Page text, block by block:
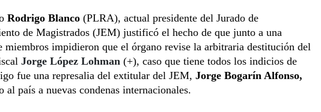
Rodrigo Blanco (PLRA), actual presidente del Jurado de
de Magistrados (JEM) justificó el hecho de que junto a una
miembros impidieron que el órgano revise la arbitraria destitución del
Jorge López Lohman (+), caso que tiene todos los indicios de
fue una represalia del extitular del JEM, Jorge Bogarín Alfonso,
al país a nuevas condenas internacionales.